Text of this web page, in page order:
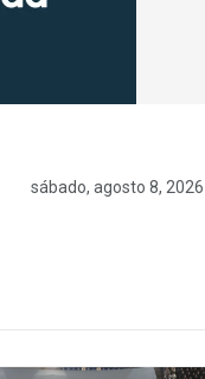
sábado, agosto 8, 2026